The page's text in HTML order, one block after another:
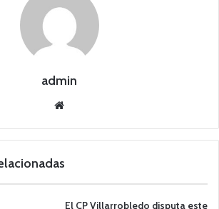
admin
we
El CP Villarrobledo disputa este